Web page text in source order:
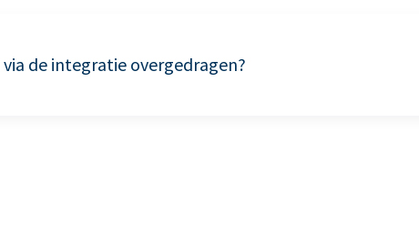
de integratie overgedragen?